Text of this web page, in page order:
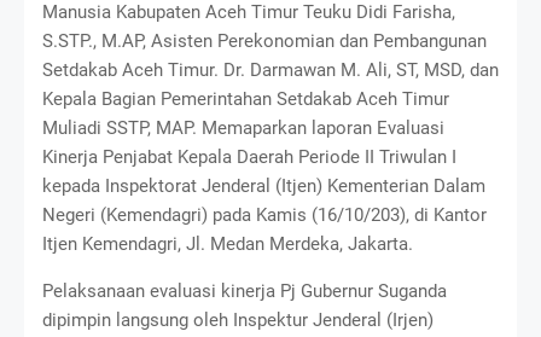
Manusia Kabupaten Aceh Timur Teuku Didi Farisha,
S.STP., M.AP, Asisten Perekonomian dan Pembangunan
Setdakab Aceh Timur. Dr. Darmawan M. Ali, ST, MSD, dan
Kepala Bagian Pemerintahan Setdakab Aceh Timur
Muliadi SSTP, MAP. Memaparkan laporan Evaluasi
Kinerja Penjabat Kepala Daerah Periode II Triwulan I
kepada Inspektorat Jenderal (Itjen) Kementerian Dalam
Negeri (Kemendagri) pada Kamis (16/10/203), di Kantor
Itjen Kemendagri, Jl. Medan Merdeka, Jakarta.
Pelaksanaan evaluasi kinerja Pj Gubernur Suganda
dipimpin langsung oleh Inspektur Jenderal (Irjen)